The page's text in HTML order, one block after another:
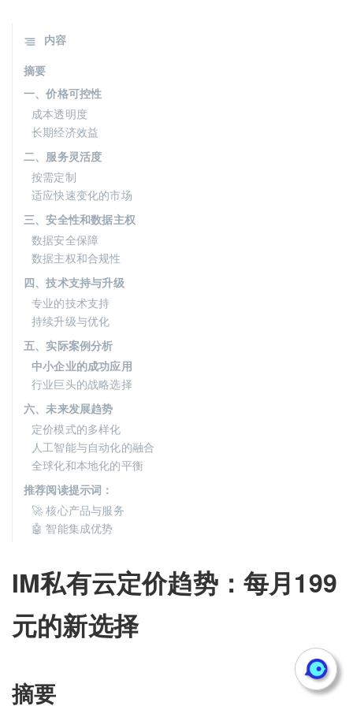
IM私有云定价趋势：每月199
元的新选择
摘要
内容
摘要
一、价格可控性
成本透明度
长期经济效益
二、服务灵活度
按需定制
适应快速变化的市场
三、安全性和数据主权
数据安全保障
数据主权和合规性
四、技术支持与升级
专业的技术支持
持续升级与优化
五、实际案例分析
中小企业的成功应用
行业巨头的战略选择
六、未来发展趋势
定价模式的多样化
人工智能与自动化的融合
全球化和本地化的平衡
推荐阅读提示词：
🚀 核心产品与服务
🤖 智能集成优势